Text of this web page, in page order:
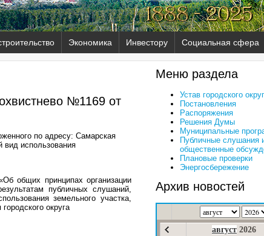
Экономика Инвестору Социальная сфера
№1169 от
по адресу: Самарская
вид использования
общих принципах организации
публичных слушаний,
земельного участка,
округа
Меню раздела
Устав городского
Постановления
Распоряжения
Решения Думы
Муниципальные
Публичные слушания
общественные
Плановые проверки
Энергосбережение
Архив новостей
август 2026